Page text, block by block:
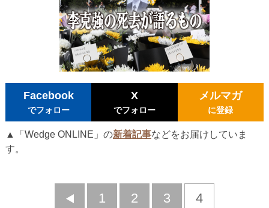
Facebook
でフォロー
X
でフォロー
メルマガ
に登録
▲「Wedge ONLINE」の新着記事などをお届けしていま
す。
前
1 2 3 4